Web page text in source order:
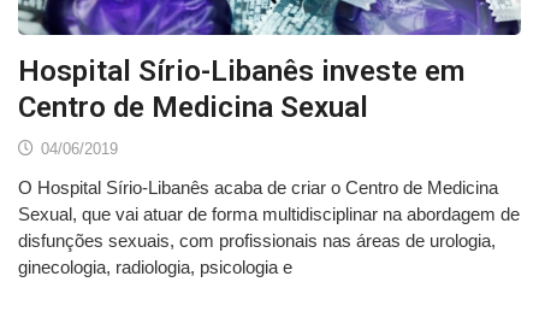
Hospital Sírio-Libanês investe em
Centro de Medicina Sexual
04/06/2019
O Hospital Sírio-Libanês acaba de criar o Centro de Medicina
Sexual, que vai atuar de forma multidisciplinar na abordagem de
disfunções sexuais, com profissionais nas áreas de urologia,
ginecologia, radiologia, psicologia e